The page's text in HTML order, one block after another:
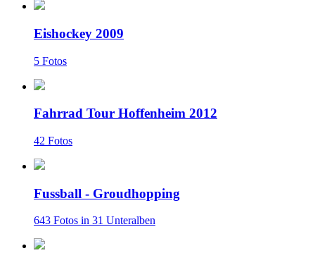
Eishockey 2009
5 Fotos
Fahrrad Tour Hoffenheim 2012
42 Fotos
Fussball - Groudhopping
643 Fotos in 31 Unteralben